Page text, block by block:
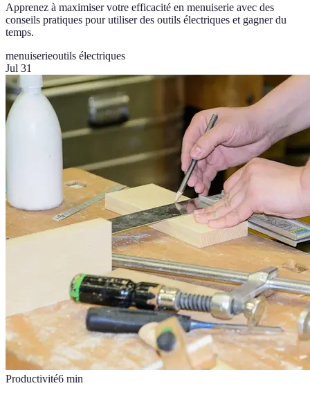
Apprenez à maximiser votre efficacité en menuiserie avec des
conseils pratiques pour utiliser des outils électriques et gagner du
temps.
menuiserieoutils électriques
Jul 31
Productivité6 min